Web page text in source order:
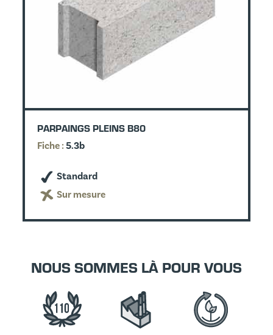
PARPAINGS PLEINS B80
Fiche :5.3b
Standard
Sur mesure
NOUS SOMMES LÀ POUR VOUS